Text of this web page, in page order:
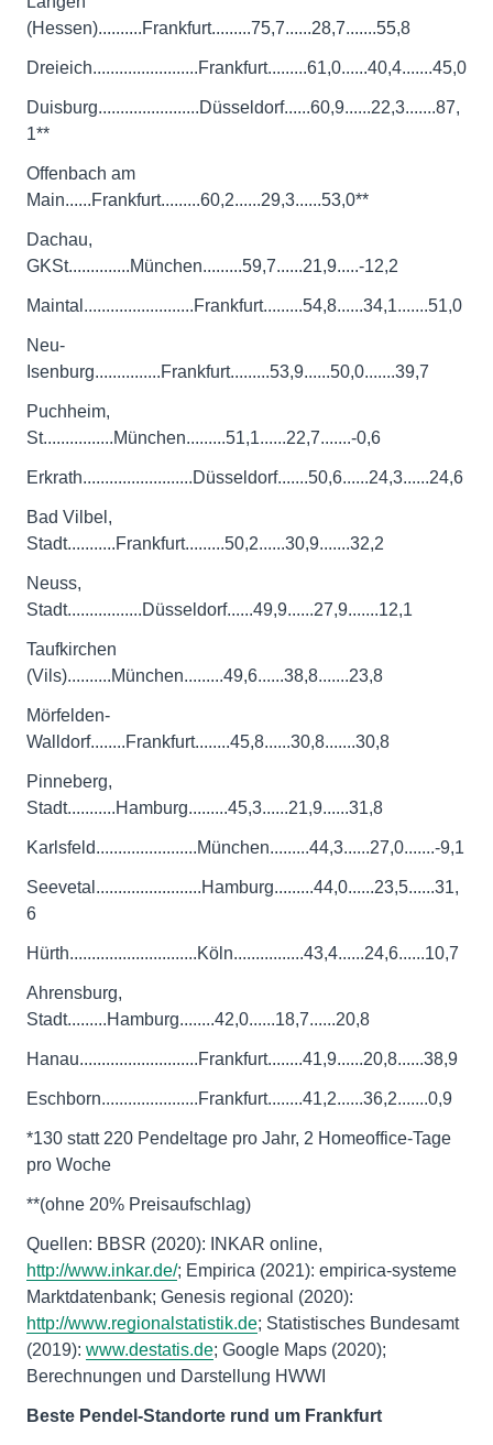
(Hessen)..........Frankfurt.........75,7......28,7.......55,8
Dreieich........................Frankfurt.........61,0......40,4.......45,0
Duisburg.......................Düsseldorf......60,9......22,3.......87,
1**
Offenbach am
Main......Frankfurt.........60,2......29,3......53,0**
Dachau,
GKSt..............München.........59,7......21,9.....-12,2
Maintal.........................Frankfurt.........54,8......34,1.......51,0
Neu-
Isenburg...............Frankfurt.........53,9......50,0.......39,7
Puchheim,
St................München.........51,1......22,7.......-0,6
Erkrath.........................Düsseldorf.......50,6......24,3......24,6
Bad Vilbel,
Stadt...........Frankfurt.........50,2......30,9.......32,2
Neuss,
Stadt.................Düsseldorf......49,9......27,9.......12,1
Taufkirchen
(Vils)..........München.........49,6......38,8.......23,8
Mörfelden-
Walldorf........Frankfurt........45,8......30,8.......30,8
Pinneberg,
Stadt...........Hamburg.........45,3......21,9......31,8
Karlsfeld.......................München.........44,3......27,0.......-9,1
Seevetal........................Hamburg.........44,0......23,5......31,
6
Hürth.............................Köln................43,4......24,6......10,7
Ahrensburg,
Stadt.........Hamburg........42,0......18,7......20,8
Hanau...........................Frankfurt........41,9......20,8......38,9
Eschborn......................Frankfurt........41,2......36,2.......0,9
*130 statt 220 Pendeltage pro Jahr, 2 Homeoffice-Tage
pro Woche
**(ohne 20% Preisaufschlag)
Quellen: BBSR (2020): INKAR online,
http://www.inkar.de/; Empirica (2021): empirica-systeme
Marktdatenbank; Genesis regional (2020):
http://www.regionalstatistik.de; Statistisches Bundesamt
(2019): www.destatis.de; Google Maps (2020);
Berechnungen und Darstellung HWWI
Beste Pendel-Standorte rund um Frankfurt